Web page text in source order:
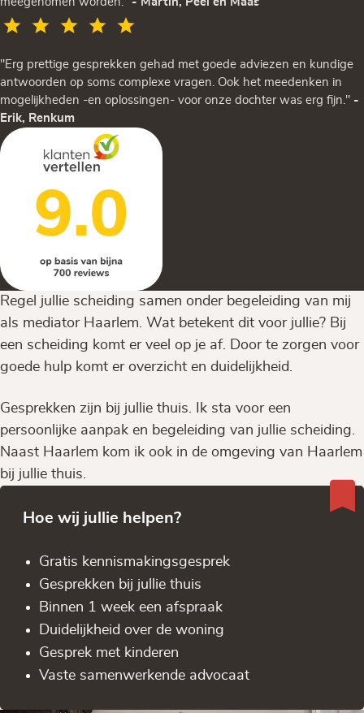
"Erg prettige gesprekken gehad met goede adviezen en kundige
antwoorden op soms complexe vragen. Ook het meedenken in
mogelijkheden -en oplossingen- voor onze dochter was erg fijn." -
Erik, Renkum
Regel jullie scheiding samen onder begeleiding van mij
als mediator Haarlem. Wat betekent dit voor jullie? Bij
een scheiding komt er veel op je af. Door te zorgen voor
goede hulp komt er overzicht en duidelijkheid.
Gesprekken zijn bij jullie thuis. Ik sta voor een
persoonlijke aanpak en begeleiding van jullie scheiding.
Naast Haarlem kom ik ook in de omgeving van Haarlem
bij jullie thuis.
Hoe wij jullie helpen?
Gratis kennis­makingsgesprek
Gesprekken bij jullie thuis
Binnen 1 week een afspraak
Duidelijkheid over de woning
Gesprek met kinderen
Vaste samenwerkende advocaat